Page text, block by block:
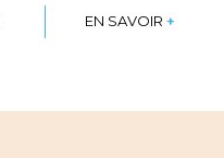
EN SAVOIR +